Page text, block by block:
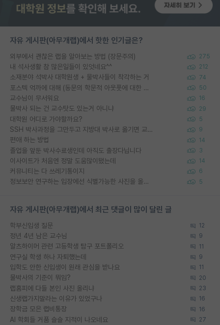
자유 게시판(아무개랩)에서 핫한 인기글은?
외부에서 괜찮은 랩을 알아보는 방법 (장문주의) 275
내 석사생활 참 많은일들이 있엇네요^^ 212
소재분야 석박사 대학원생 + 물박사들이 착각하는 거 74
포스텍 억까에 대해 (동문의 학문적 아웃풋에 대한 반박) 50
교수님이 무서워요 16
물박사 되는 건 교수탓도 있는거 아니냐 29
대학원 어디로 가야할까요? 5
SSH 박사과정을 그만두고 지방대 박사로 옮기면 교수의 꿈은 끝일까요? 9
편애 하는 방법 14
졸업을 앞둔 박사수료생인데 아직도 출장다닙니다 3
이사이트가 처음엔 정말 도움많이됐는데 14
커뮤니티는 다 쓰레기통이지 6
정보보안 연구하는 입장에선 식별가능한 사진을 올리는건 비추이긴함 5
자유 게시판(아무개랩)에서 최근 댓글이 많이 달린 글
학부신입생 질문 12
정년 4년 남은 교수님 9
알츠하이머 관련 고등학생 탐구 포트폴리오 11
연구실 학생 하나 자퇴했는데 9
입학도 안한 신입생이 원래 관심을 받나요 11
물박사의 기준이 뭐임? 20
랩홈피에 다들 본인 사진 올리냐 23
신생랩가지말라는 이유가 있었구나 16
장학금 모은 랩비통장 16
AI 학회들 거품 슬슬 지적이 나오네요 27